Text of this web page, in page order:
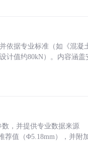
依据专业标准（如《混凝
计值约80kN）。内容涵盖
，并提供专业数据来源
荐值（Φ5.18mm），并附